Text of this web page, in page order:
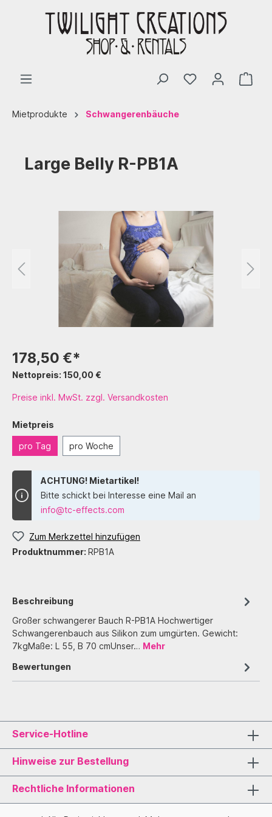
Mietprodukte Schwangerenbäuche
Large Belly R-PB1A
178,50 €*
Nettopreis: 150,00 €
Preise inkl. MwSt. zzgl. Versandkosten
Mietpreis
pro Tag pro Woche
ACHTUNG! Mietartikel!
Bitte schickt bei Interesse eine Mail an
info@tc-effects.com
Zum Merkzettel hinzufügen
Produktnummer: RPB1A
Beschreibung
Großer schwangerer Bauch R-PB1A Hochwertiger
Schwangerenbauch aus Silikon zum umgürten. Gewicht:
7kgMaße: L 55, B 70 cmUnser… Mehr
Bewertungen
Service-Hotline
Hinweise zur Bestellung
Rechtliche Informationen